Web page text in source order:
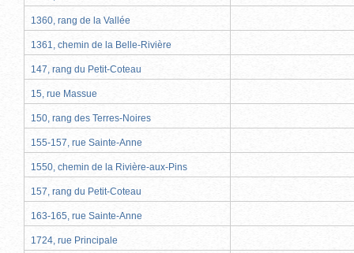
1360, rang de la Vallée
1361, chemin de la Belle-Rivière
147, rang du Petit-Coteau
15, rue Massue
150, rang des Terres-Noires
155-157, rue Sainte-Anne
1550, chemin de la Rivière-aux-Pins
157, rang du Petit-Coteau
163-165, rue Sainte-Anne
1724, rue Principale